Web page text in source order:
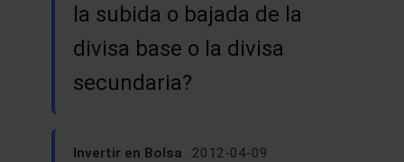
la subida o bajada de la
divisa base o la divisa
secundaria?
Invertir en Bolsa · 2012-04-09